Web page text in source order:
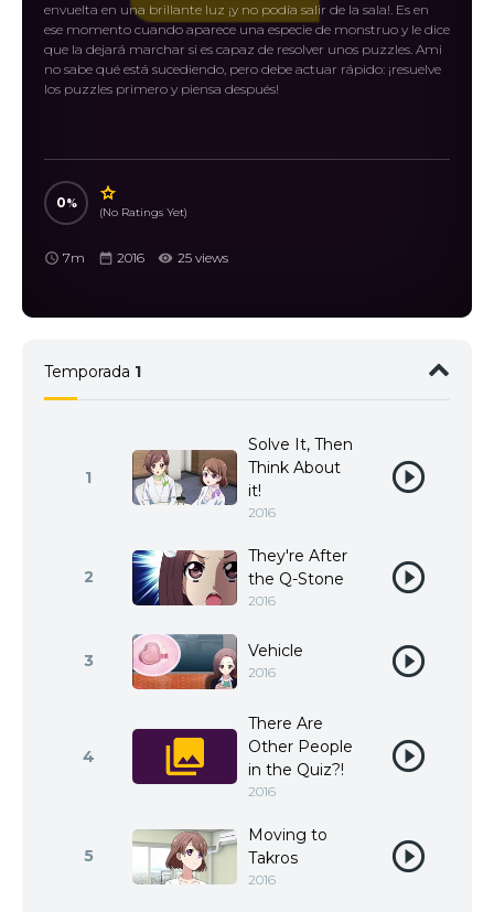
envuelta en una brillante luz ¡y no podía salir de la sala!. Es en
ese momento cuando aparece una especie de monstruo y le dice
que la dejará marchar si es capaz de resolver unos puzzles. Ami
no sabe qué está sucediendo, pero debe actuar rápido: ¡resuelve
los puzzles primero y piensa después!
0
(No Ratings Yet)
7m 2016 25 views
Temporada 1
1
Solve It, Then
Think About
it!
2016
2
They're After
the Q-Stone
2016
3 Vehicle
2016
4
There Are
Other People
in the Quiz?!
2016
5
Moving to
Takros
2016